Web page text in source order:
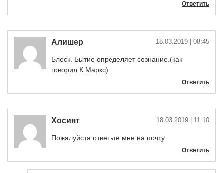
Ответить
Алишер 18.03.2019 | 08:45
Блеск. Бытие определяет сознание.(как
говорил К.Маркс)
Ответить
Хосият 18.03.2019 | 11:10
Пожалуйста ответьте мне на почту
Ответить